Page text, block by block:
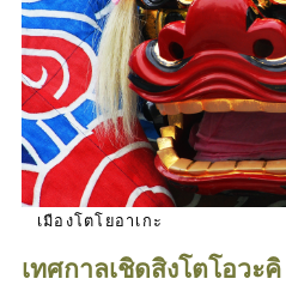
เมืองโตโยอาเกะ
เทศกาลเชิดสิงโตโอวะคิ